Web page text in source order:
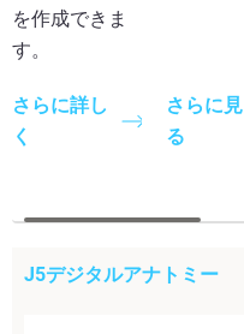
を作成できま
す。
さらに詳し
く
さらに見
る
J5デジタルアナトミー